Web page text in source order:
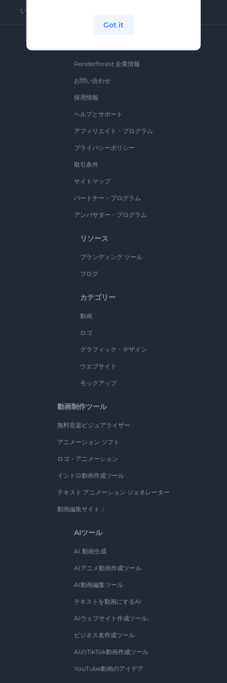
いつでも簡単に解約できます。
Renderforest 企業情報
お問い合わせ
採用情報
ヘルプとサポート
アフィリエイト・プログラム
プライバシーポリシー
取引条件
サイトマップ
パートナー・プログラム
アンバサダー・プログラム
リソース
ブランディング ツール
ブログ
カテゴリー
動画
ロゴ
グラフィック・デザイン
ウエブサイト
モックアップ
動画制作ツール
無料音楽ビジュアライザー
アニメーション ソフト
ロゴ・アニメーション
イントロ動画作成ツール
テキスト アニメーション ジェネレーター
動画編集サイト：
AIツール
AI 動画生成
AIアニメ動画作成ツール
AI動画編集ツール
テキストを動画にするAI
AIウェブサイト作成ツール。
ビジネス名作成ツール
AIのTikTok動画作成ツール
YouTube動画のアイデア
Got it